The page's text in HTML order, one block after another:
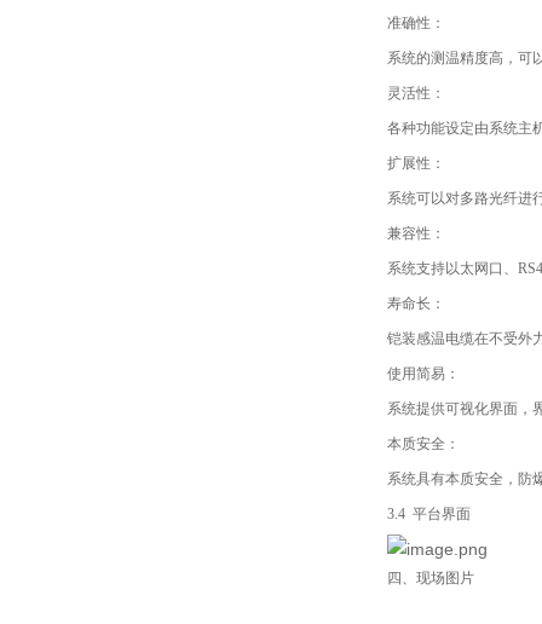
准确性：
系统的测温精度高，可
灵活性：
各种功能设定由系统主
扩展性：
系统可以对多路光纤进
兼容性：
系统支持以太网口、
寿命长：
铠装感温电缆在不受外
使用简易：
系统提供可视化界面，
本质安全：
系统具有本质安全，防
3.4 平台界面
四、现场图片